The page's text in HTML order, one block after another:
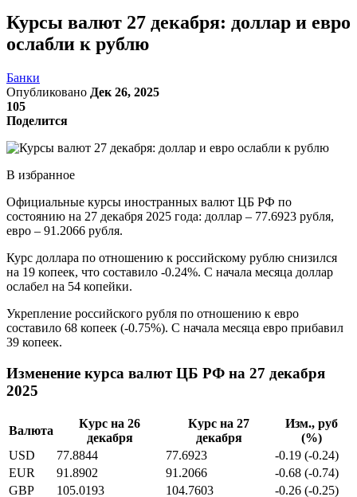
Курсы валют 27 декабря: доллар и евро
ослабли к рублю
Банки
Опубликовано Дек 26, 2025
105
Поделится
В избранное
Официальные курсы иностранных валют ЦБ РФ по
состоянию на 27 декабря 2025 года: доллар – 77.6923 рубля,
евро – 91.2066 рубля.
Курс доллара по отношению к российскому рублю снизился
на 19 копеек, что составило -0.24%. С начала месяца доллар
ослабел на 54 копейки.
Укрепление российского рубля по отношению к евро
составило 68 копеек (-0.75%). С начала месяца евро прибавил
39 копеек.
Изменение курса валют ЦБ РФ на 27 декабря
2025
Валюта
Курс на 26
декабря
Курс на 27
декабря
Изм., руб
(%)
USD
77.8844 77.6923
-0.19 (-0.24)
EUR
91.8902 91.2066
-0.68 (-0.74)
GBP
105.0193 104.7603 -0.26 (-0.25)